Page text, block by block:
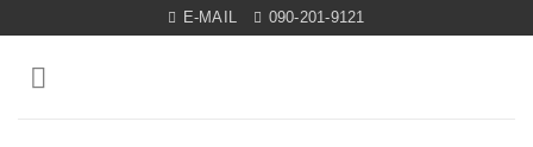
content
E-MAIL 090-201-9121